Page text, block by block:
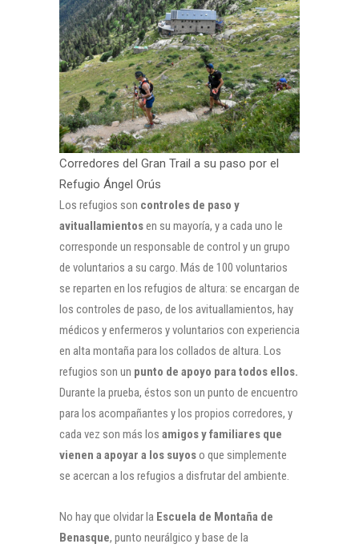
Corredores del Gran Trail a su paso por el
Refugio Ángel Orús
Los refugios son controles de paso y
avituallamientosen su mayoría, y a cada uno le
corresponde un responsable de control y un grupo
de voluntarios a su cargo. Más de 100 voluntarios
se reparten en los refugios de altura: se encargan de
los controles de paso, de los avituallamientos, hay
médicos y enfermeros y voluntarios con experiencia
en alta montaña para los collados de altura. Los
refugios son un punto de apoyo para todos ellos.
Durante la prueba, éstos son un punto de encuentro
para los acompañantes y los propios corredores, y
cada vez son más los amigos y familiares que
vienen a apoyar a los suyoso que simplemente
se acercan a los refugios a disfrutar del ambiente.
No hay que olvidar la Escuela de Montaña de
Benasque, punto neurálgico y base de la